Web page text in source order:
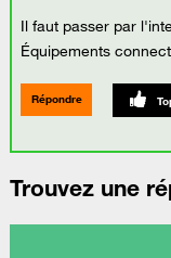
Il faut passer par
Équipements
Répondre
Trouvez une